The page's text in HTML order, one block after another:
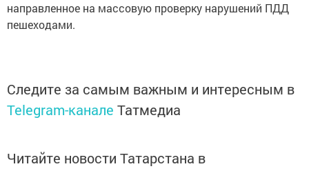
направленное на массовую проверку нарушений ПДД
пешеходами.
Следите за самым важным и интересным в
Telegram-канале Татмедиа
Читайте новости Татарстана в